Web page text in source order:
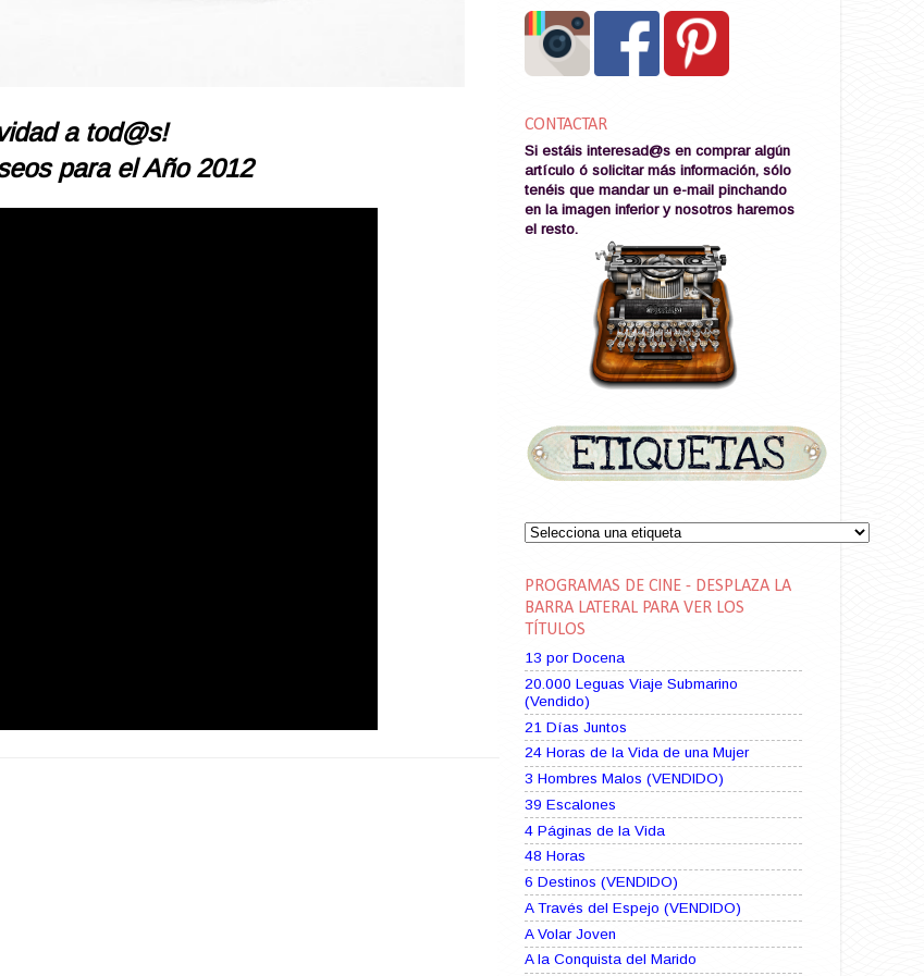
a tod@s!
para el Año 2012
CONTACTAR
Si estáis interesad@s en comprar algún
artículo ó solicitar más información, sólo
tenéis que mandar un e-mail pinchando
en la imagen inferior y nosotros haremos
el resto.
PROGRAMAS DE CINE - DESPLAZA LA
BARRA LATERAL PARA VER LOS
TÍTULOS
13 por Docena
20.000 Leguas Viaje Submarino
(Vendido)
21 Días Juntos
24 Horas de la Vida de una Mujer
3 Hombres Malos (VENDIDO)
39 Escalones
4 Páginas de la Vida
48 Horas
6 Destinos (VENDIDO)
A Través del Espejo (VENDIDO)
A Volar Joven
A la Conquista del Marido